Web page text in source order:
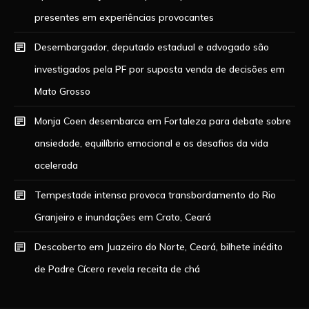
presentes em experiências provocantes
Desembargador, deputado estadual e advogado são
investigados pela PF por suposta venda de decisões em
Mato Grosso
Monja Coen desembarca em Fortaleza para debate sobre
ansiedade, equilíbrio emocional e os desafios da vida
acelerada
Tempestade intensa provoca transbordamento do Rio
Granjeiro e inundações em Crato, Ceará
Descoberto em Juazeiro do Norte, Ceará, bilhete inédito
de Padre Cícero revela receita de chá